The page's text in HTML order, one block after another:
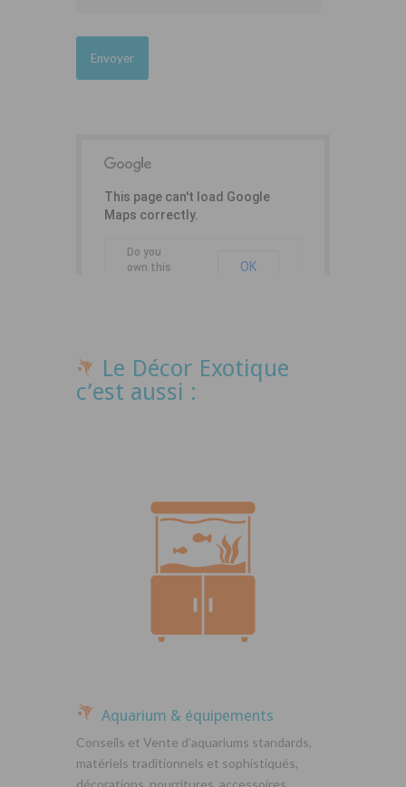
This page can't load Google
Maps correctly.
Do you
own this
OK
Le Décor Exotique
c’est aussi :
Aquarium & équipements
Conseils et Vente d’aquariums standards,
matériels traditionnels et sophistiqués,
décorations, nourritures, accessoires.